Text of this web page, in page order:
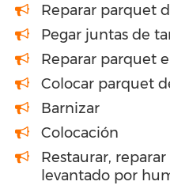
Reparar parquet
Pegar juntas de
Reparar parquet
Colocar parquet
Barnizar
Colocación
Restaurar,
levantado por